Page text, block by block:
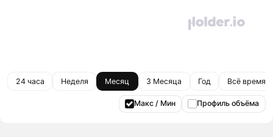
24 часа Неделя Месяц 3 Месяца Год Всё время
Макс / Мин Профиль объёма